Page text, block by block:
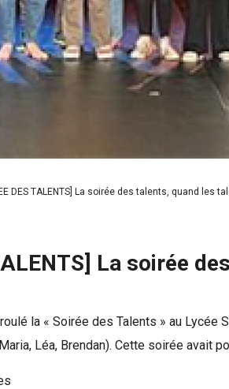
DES TALENTS] La soirée des talents, quand les
La soirée
la « Soirée des Talents » au Lycée
Léa, Brendan). Cette soirée